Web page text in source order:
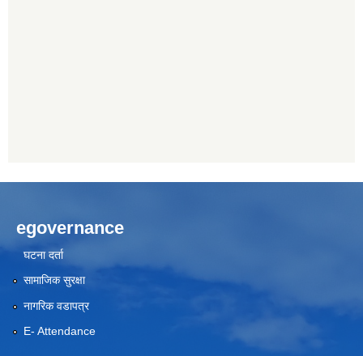
egovernance
घटना दर्ता
सामाजिक सुरक्षा
नागरिक वडापत्र
E- Attendance